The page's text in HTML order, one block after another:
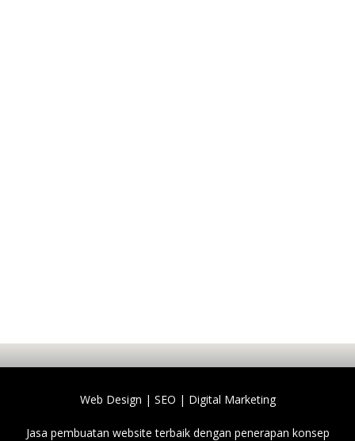
Web Design | SEO | Digital Marketing
Jasa pembuatan website terbaik dengan penerapan konsep